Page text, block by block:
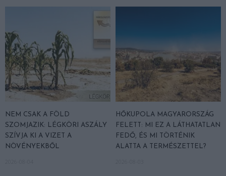
NEM CSAK A FÖLD
SZOMJAZIK: LÉGKÖRI ASZÁLY
SZÍVJA KI A VIZET A
NÖVÉNYEKBŐL
HŐKUPOLA MAGYARORSZÁG
FELETT: MI EZ A LÁTHATATLAN
FEDŐ, ÉS MI TÖRTÉNIK
ALATTA A TERMÉSZETTEL?